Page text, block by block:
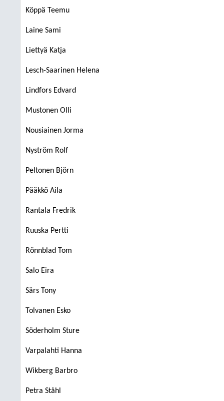
Köppä Teemu
Laine Sami
Liettyä Katja
Lesch-Saarinen Helena
Lindfors Edvard
Mustonen Olli
Nousiainen Jorma
Nyström Rolf
Peltonen Björn
Pääkkö Aila
Rantala Fredrik
Ruuska Pertti
Rönnblad Tom
Salo Eira
Särs Tony
Tolvanen Esko
Söderholm Sture
Varpalahti Hanna
Wikberg Barbro
Petra Ståhl